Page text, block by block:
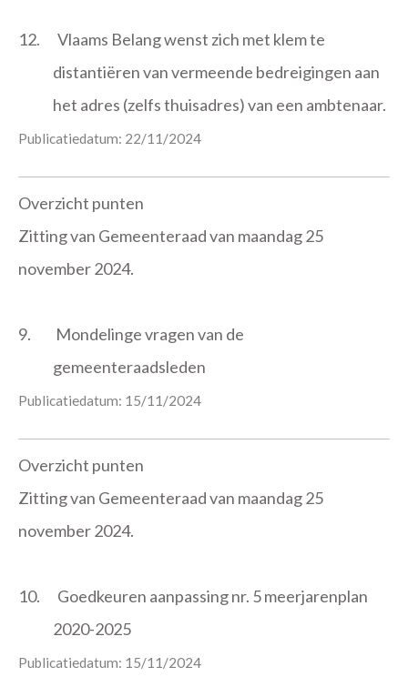
12.
Vlaams Belang wenst zich met klem te
distantiëren van vermeende bedreigingen aan
het adres (zelfs thuisadres) van een ambtenaar.
Publicatiedatum: 22/11/2024
Overzicht punten
Zitting van Gemeenteraad van maandag 25
november 2024.
9.
Mondelinge vragen van de
gemeenteraadsleden
Publicatiedatum: 15/11/2024
Overzicht punten
Zitting van Gemeenteraad van maandag 25
november 2024.
10.
Goedkeuren aanpassing nr. 5 meerjarenplan
2020-2025
Publicatiedatum: 15/11/2024